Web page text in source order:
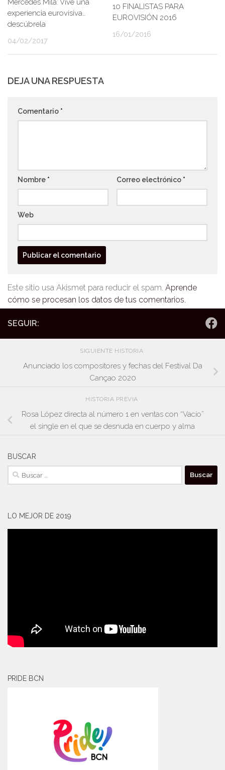
Mercedes Milá: Vive una
experiencia eurovisiva…
descúbrela
04/02/2017
10 FINALISTAS PARA
EUROVISIÓN 2016
16/01/2016
DEJA UNA RESPUESTA
Comentario *
Nombre * Correo electrónico *
Web
Este sitio usa Akismet para reducir el spam. Aprende
cómo se procesan los datos de tus comentarios.
SEGUIR:
SIGUIENTE HISTORIA
Anunciado los compositores y fechas del Festival Da
Cançao 2020
HISTORIA PREVIA
Rosa López directa al número 1 en ventas con “Vacío”
el single en el que se desnuda en cuerpo y alma
BUSCAR
Buscar:
LO MEJOR DE 2019
PRIDE BCN